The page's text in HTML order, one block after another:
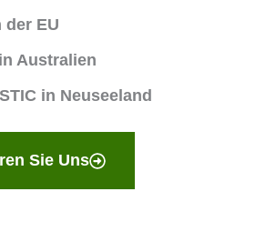
der EU
Australien
in Neuseeland
Sie Uns